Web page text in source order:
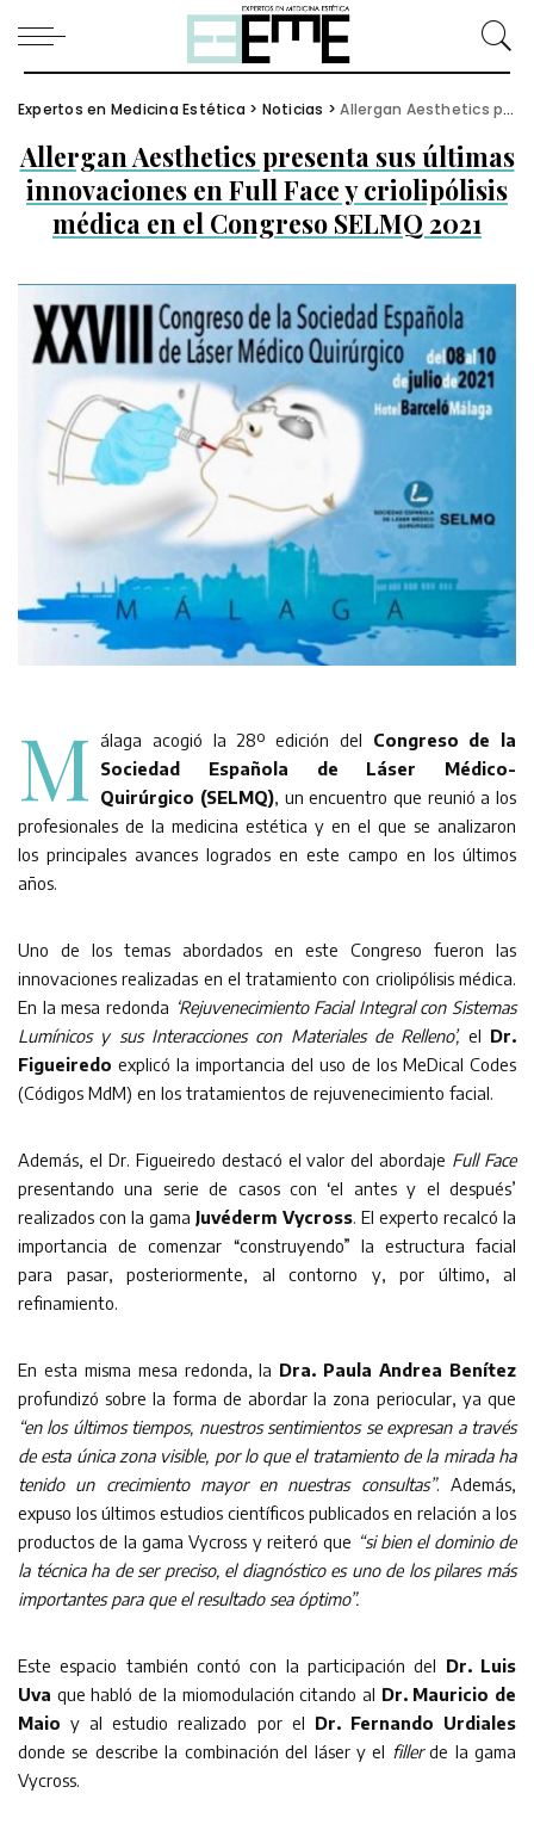
Expertos en Medicina Estética > Noticias >Allergan Aesthetics presenta sus últimas innovaciones en Full Face y criolipólisis médica en el Congreso SELMQ 2021
Allergan Aesthetics presenta sus últimas
innovaciones en Full Face y criolipólisis
médica en el Congreso SELMQ 2021
M álaga acogió la 28º edición del Congreso de la
Sociedad Española de Láser Médico-
Quirúrgico (SELMQ), un encuentro que reunió a los
profesionales de la medicina estética y en el que se analizaron
los principales avances logrados en este campo en los últimos
años.
Uno de los temas abordados en este Congreso fueron las
innovaciones realizadas en el tratamiento con criolipólisis médica.
En la mesa redonda ‘Rejuvenecimiento Facial Integral con Sistemas
Lumínicos y sus Interacciones con Materiales de Relleno’, el Dr.
Figueiredo explicó la importancia del uso de los MeDical Codes
(Códigos MdM) en los tratamientos de rejuvenecimiento facial.
Además, el Dr. Figueiredo destacó el valor del abordaje Full Face
presentando una serie de casos con ‘el antes y el después’
realizados con la gama Juvéderm Vycross. El experto recalcó la
importancia de comenzar “construyendo” la estructura facial
para pasar, posteriormente, al contorno y, por último, al
refinamiento.
En esta misma mesa redonda, la Dra. Paula Andrea Benítez
profundizó sobre la forma de abordar la zona periocular, ya que
“en los últimos tiempos, nuestros sentimientos se expresan a través
de esta única zona visible, por lo que el tratamiento de la mirada ha
tenido un crecimiento mayor en nuestras consultas”. Además,
expuso los últimos estudios científicos publicados en relación a los
productos de la gama Vycross y reiteró que “si bien el dominio de
la técnica ha de ser preciso, el diagnóstico es uno de los pilares más
importantes para que el resultado sea óptimo”.
Este espacio también contó con la participación del Dr. Luis
Uva que habló de la miomodulación citando al Dr. Mauricio de
Maioy al estudio realizado por el Dr. Fernando Urdiales
donde se describe la combinación del láser y el fillerde la gama
Vycross.